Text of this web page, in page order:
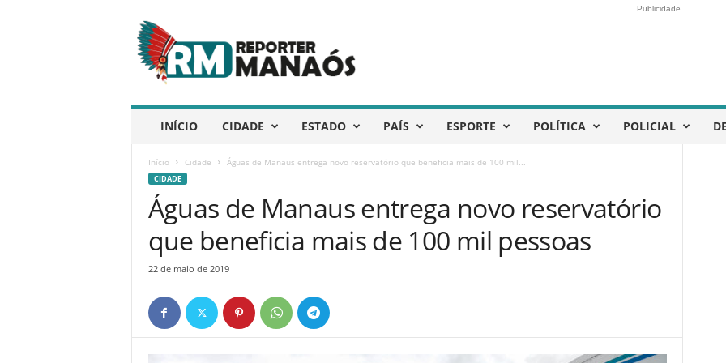
e
p
ó
Publicidade
INÍCIO CIDADE ESTADO PAÍS ESPORTE POLÍTICA POLICIAL
Início Cidade Águas de Manaus entrega novo reservatório que beneficia mais de 100 mil...
CIDADE
Águas de Manaus entrega novo reservatório
que beneficia mais de 100 mil pessoas
22 de maio de 2019